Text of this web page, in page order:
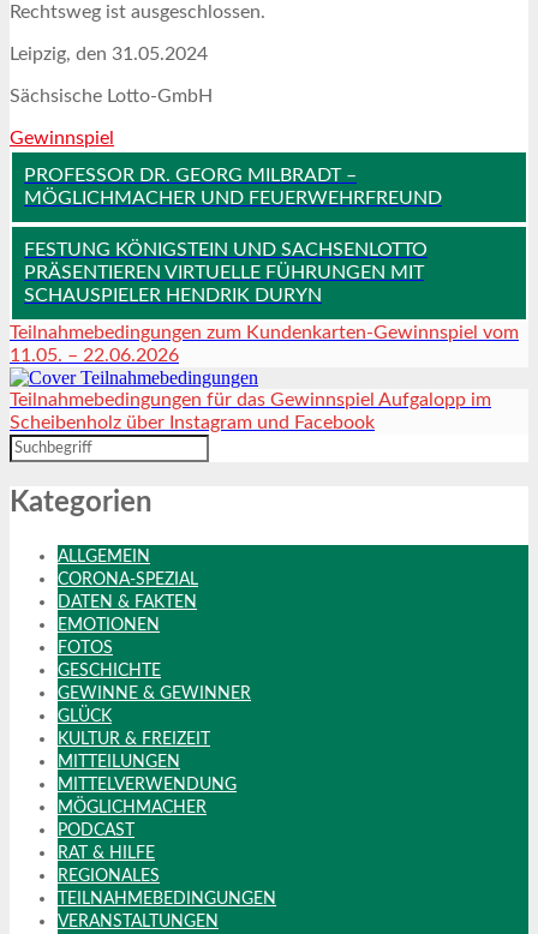
Rechtsweg ist ausgeschlossen.
Leipzig, den 31.05.2024
Sächsische Lotto-GmbH
Gewinnspiel
PROFESSOR DR. GEORG MILBRADT –
MÖGLICHMACHER UND FEUERWEHRFREUND
FESTUNG KÖNIGSTEIN UND SACHSENLOTTO
PRÄSENTIEREN VIRTUELLE FÜHRUNGEN MIT
SCHAUSPIELER HENDRIK DURYN
Teilnahmebedingungen zum Kundenkarten-Gewinnspiel vom
11.05. – 22.06.2026
Teilnahmebedingungen für das Gewinnspiel Aufgalopp im
Scheibenholz über Instagram und Facebook
Kategorien
ALLGEMEIN
CORONA-SPEZIAL
DATEN & FAKTEN
EMOTIONEN
FOTOS
GESCHICHTE
GEWINNE & GEWINNER
GLÜCK
KULTUR & FREIZEIT
MITTEILUNGEN
MITTELVERWENDUNG
MÖGLICHMACHER
PODCAST
RAT & HILFE
REGIONALES
TEILNAHMEBEDINGUNGEN
VERANSTALTUNGEN